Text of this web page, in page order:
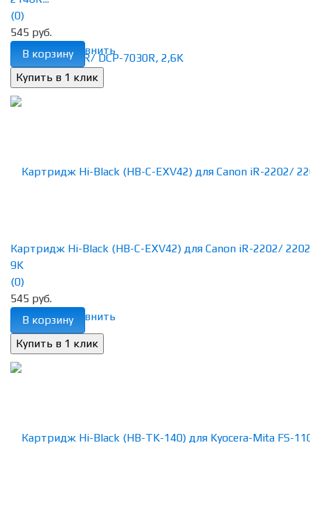
избранное сравнить
(0)
545 руб.
В корзину
избранное сравнить
Картридж Hi-Black (HB-C-EXV42) для Canon iR-2202/
9K
(0)
545 руб.
В корзину